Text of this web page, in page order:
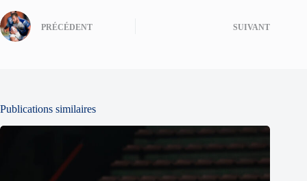
PRÉCÉDENT SUIVANT
Publications similaires